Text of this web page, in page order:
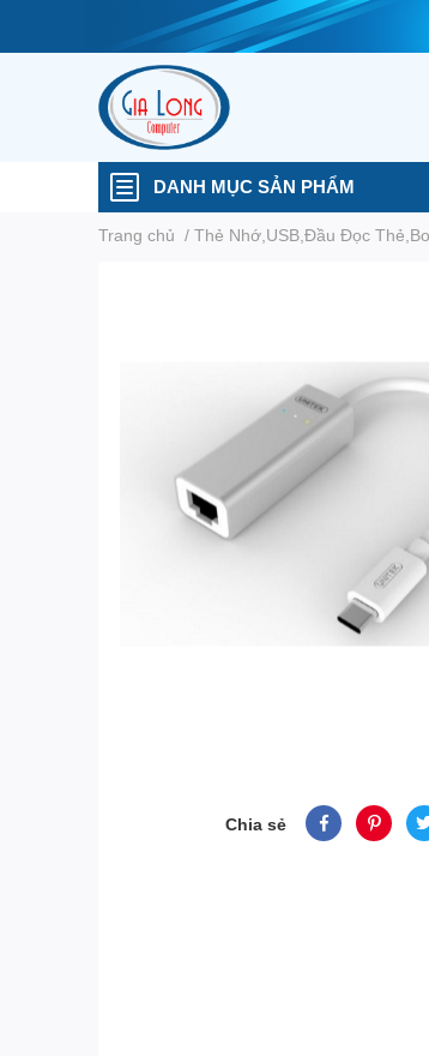
DANH MỤC SẢN PHẨM
Trang chủ / Thẻ Nhớ,USB,Đầu Đọc
Chia sẻ